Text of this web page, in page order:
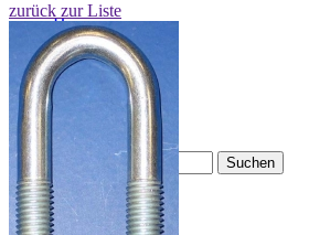
Home
Produkte
Neuheiten
Kontakt
zurück zur Liste